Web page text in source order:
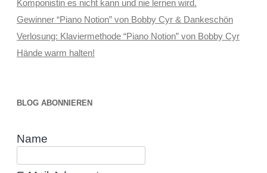
Komponistin es nicht kann und nie lernen wird.
Gewinner “Piano Notion” von Bobby Cyr & Dankeschön
Verlosung: Klaviermethode “Piano Notion” von Bobby Cyr
Hände warm halten!
BLOG ABONNIEREN
Name